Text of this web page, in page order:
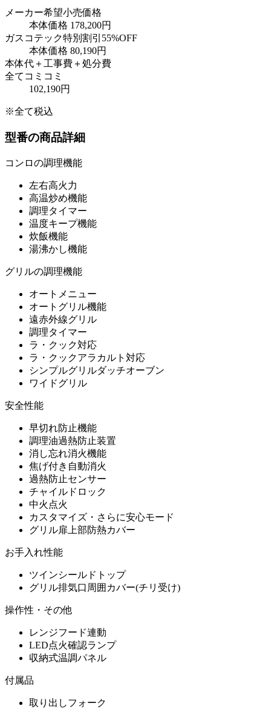
メーカー希望小売価格
本体価格 178,200円
ガスコテック特別割引 55%OFF
本体価格 80,190円
本体代＋工事費＋処分費
全てコミコミ
102,190円
※全て税込
型番の商品詳細
コンロの調理機能
左右高火力
高温炒め機能
調理タイマー
温度キープ機能
炊飯機能
湯沸かし機能
グリルの調理機能
オートメニュー
オートグリル機能
遠赤外線グリル
調理タイマー
ラ・クック対応
ラ・クックアラカルト対応
シンプルグリルダッチオーブン
ワイドグリル
安全性能
早切れ防止機能
調理油過熱防止装置
消し忘れ消火機能
焦げ付き自動消火
過熱防止センサー
チャイルドロック
中火点火
カスタマイズ・さらに安心モード
グリル扉上部防熱カバー
お手入れ性能
ツインシールドトップ
グリル排気口周囲カバー(チリ受け)
操作性・その他
レンジフード連動
LED点火確認ランプ
収納式温調パネル
付属品
取り出しフォーク